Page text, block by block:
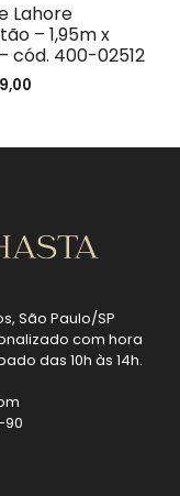
Lahore
– 1,95m x
cód. 400-02512
São Paulo/SP
com hora
das 10h às 14h.
90